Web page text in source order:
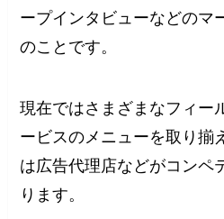
ープインタビューなどのマ
のことです。
現在ではさまざまなフィー
ービスのメニューを取り揃
は広告代理店などがコンペ
ります。